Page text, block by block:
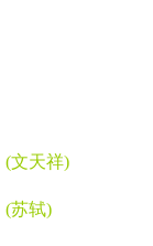
(文天祥)
(苏轼)